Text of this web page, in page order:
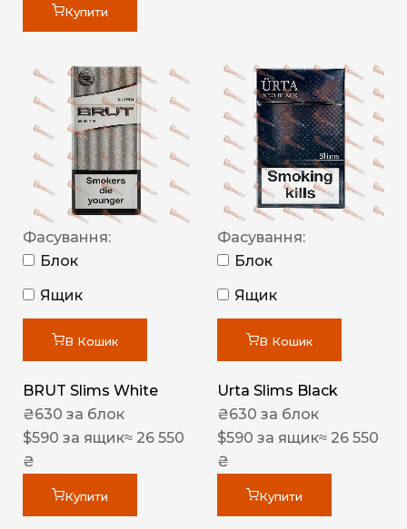
Купити
Фасування:
Блок
Ящик
В Кошик
BRUT Slims White
₴630 за блок
$590 за ящик≈ 26 550
₴
Купити
Фасування:
Блок
Ящик
В Кошик
Urta Slims Black
₴630 за блок
$590 за ящик≈ 26 550
₴
Купити